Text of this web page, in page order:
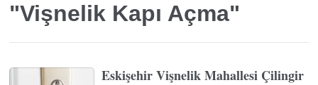
"Vişnelik Kapı Açma"
Eskişehir Vişnelik Mahallesi Çilingir